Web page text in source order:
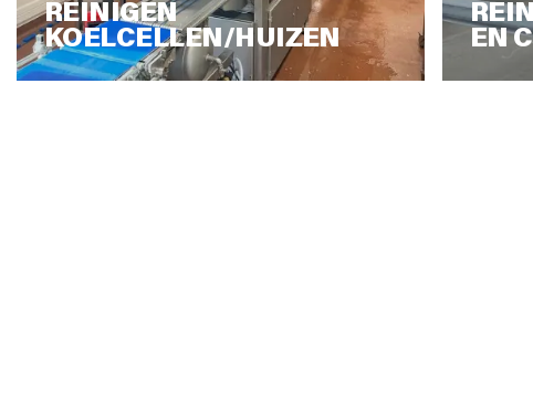
REINIGEN
KOELCELLEN/HUIZEN
EN